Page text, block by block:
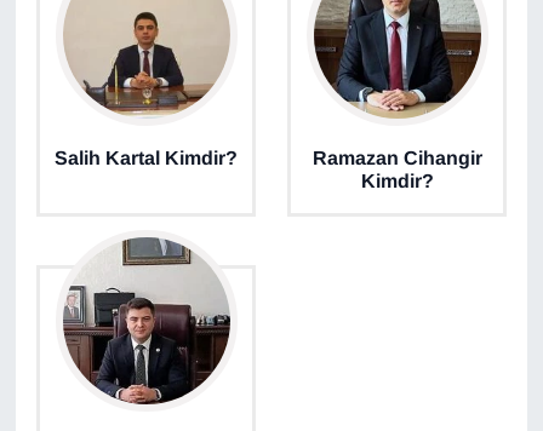
Salih Kartal Kimdir?
Ramazan Cihangir
Kimdir?